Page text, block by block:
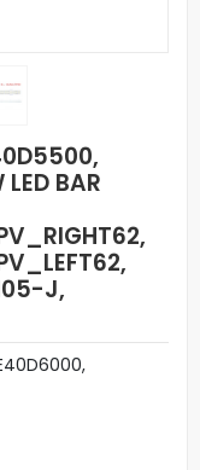
BAR
J,